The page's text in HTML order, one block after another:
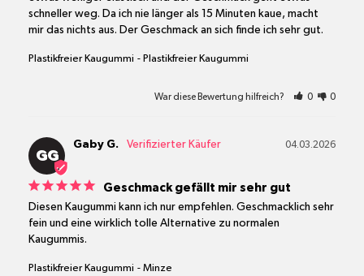
schneller weg. Da ich nie länger als 15 Minuten kaue, macht
mir das nichts aus. Der Geschmack an sich finde ich sehr gut.
Plastikfreier Kaugummi Plastikfreier Kaugummi
War diese Bewertung hilfreich? 0 0
GG
04.03.2026
Gaby G.
Geschmack gefällt mir sehr gut
Diesen Kaugummi kann ich nur empfehlen. Geschmacklich sehr
fein und eine wirklich tolle Alternative zu normalen
Kaugummis.
Plastikfreier Kaugummi Minze